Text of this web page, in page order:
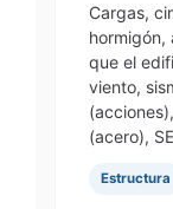
Cargas,
hormigón,
que el
viento,
(acero),
Estructura